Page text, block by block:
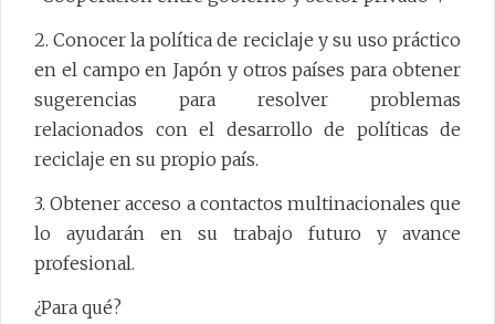
2. Conocer la política de reciclaje y su uso práctico
en el campo en Japón y otros países para obtener
sugerencias para resolver problemas
relacionados con el desarrollo de políticas de
reciclaje en su propio país.
3. Obtener acceso a contactos multinacionales que
lo ayudarán en su trabajo futuro y avance
profesional.
¿Para qué?